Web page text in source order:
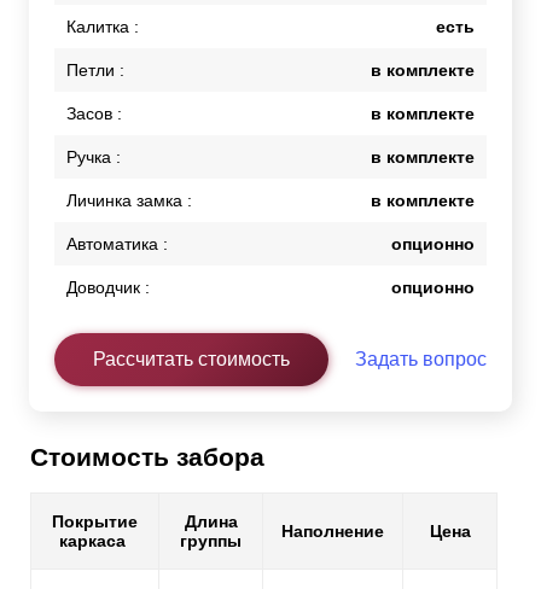
Калитка : есть
Петли : в комплекте
Засов : в комплекте
Ручка : в комплекте
Личинка замка : в комплекте
Автоматика : опционно
Доводчик : опционно
Рассчитать стоимость Задать вопрос
Стоимость забора
Покрытие
каркаса
Длина
группы
Наполнение Цена